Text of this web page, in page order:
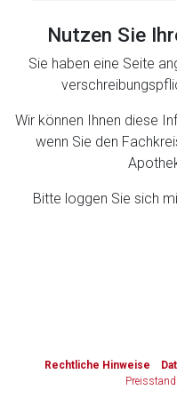
Nutzen Sie
Sie haben eine Seite
Wir können Ihnen diese
wenn Sie den
Bitte loggen Sie sich
Rechtliche Hinweise